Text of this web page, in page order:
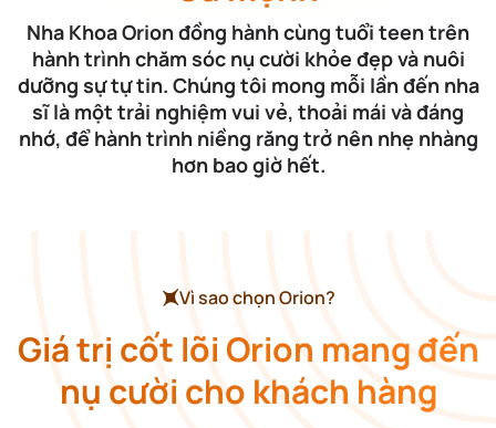
Nha Khoa Orion đồng hành cùng tuổi teen trên
hành trình chăm sóc nụ cười khỏe đẹp và nuôi
dưỡng sự tự tin. Chúng tôi mong mỗi lần đến nha
sĩ là một trải nghiệm vui vẻ, thoải mái và đáng
nhớ, để hành trình niềng răng trở nên nhẹ nhàng
hơn bao giờ hết.
Vì sao chọn Orion?
Giá trị cốt lõi Orion mang đến
nụ cười cho khách hàng